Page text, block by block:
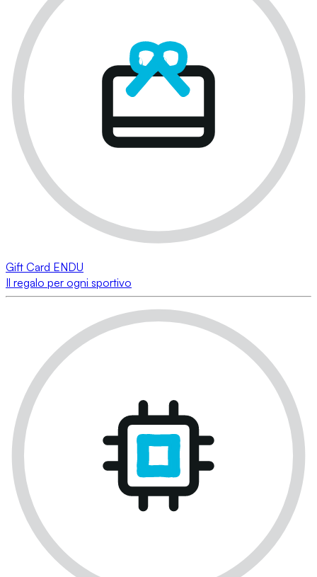
Gift Card ENDU
Il regalo per ogni sportivo